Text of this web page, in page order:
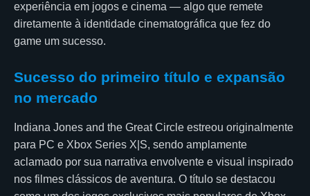
experiência em jogos e cinema — algo que remete
diretamente à identidade cinematográfica que fez do
game um sucesso.
Sucesso do primeiro título e expansão
no mercado
Indiana Jones and the Great Circle estreou originalmente
para PC e Xbox Series X|S, sendo amplamente
aclamado por sua narrativa envolvente e visual inspirado
nos filmes clássicos de aventura. O título se destacou